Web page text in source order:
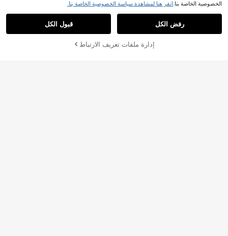
تسوق الآن
أضف إلى عربة
الخصوصية الخاصة بنا. انقر هنا لمشاهدة سياسة الخصوصية الخاصة بنا.
رفض الكل قبول الكل
إدارة ملفات تعريف الارتباط